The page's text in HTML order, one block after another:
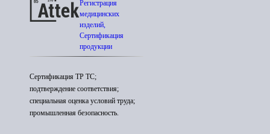
Регистрация
медицинских
изделий,
Сертификация
продукции
Сертификация ТР ТС;
подтверждение соответствия;
специальная оценка условий труда;
промышленная безопасность.